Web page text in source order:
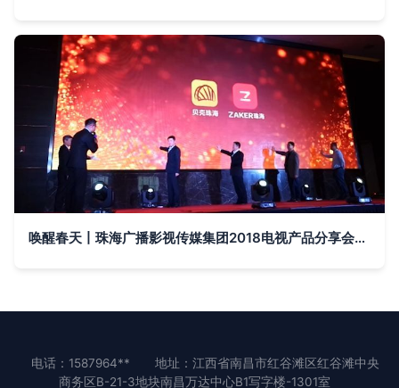
唤醒春天丨珠海广播影视传媒集团2018电视产品分享会成功举办!
电话：1587964**
地址：江西省南昌市红谷滩区红谷滩中央
商务区B-21-3地块南昌万达中心B1写字楼-1301室